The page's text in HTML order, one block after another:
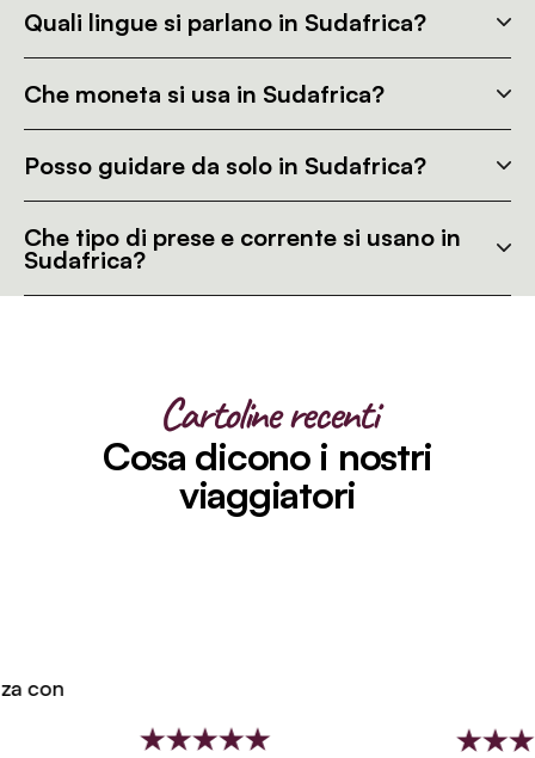
Quali lingue si parlano in Sudafrica?
Che moneta si usa in Sudafrica?
Posso guidare da solo in Sudafrica?
Che tipo di prese e corrente si usano in
Sudafrica?
Cartoline recenti
Cosa dicono i nostri
viaggiatori
con